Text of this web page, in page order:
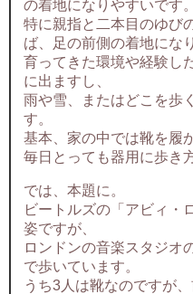
の着地になりやすいです。
特に親指と二本目のゆび
ば、足の前側の着地にな
育ってきた環境や経験し
に出ますし、
雨や雪、またはどこを歩
す。
基本、家の中では靴を履
毎日とっても器用に歩き
では、本題に。
ビートルズの「アビィ・
姿ですが、
ロンドンの音楽スタジオ
で歩いています。
うち3人は靴なのですが